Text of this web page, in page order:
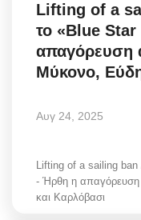
Lifting of a
το «Blue
απαγόρευση
Μύκονο,
Αυγ 24, 2025
Lifting of a sailing
- Ήρθη η
και Καρλόβασι